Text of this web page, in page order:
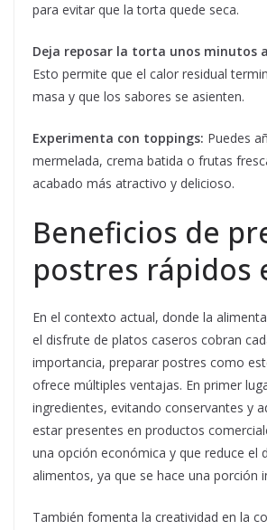
para evitar que la torta quede seca.
Deja reposar la torta unos minutos
Esto permite que el calor residual
masa y que los sabores se asienten.
Experimenta con toppings: Puedes
mermelada, crema batida o frutas
acabado más atractivo y delicioso.
Beneficios de
postres rápidos
En el contexto actual, donde la
el disfrute de platos caseros cobran
importancia, preparar postres como
ofrece múltiples ventajas. En primer
ingredientes, evitando conservantes y
estar presentes en productos
una opción económica y que reduce el
alimentos, ya que se hace una porción
También fomenta la creatividad en la